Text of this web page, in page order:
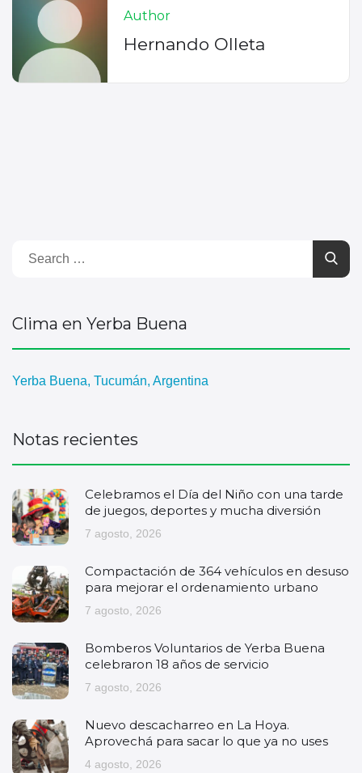
Author
Hernando Olleta
Clima en Yerba Buena
Yerba Buena, Tucumán, Argentina
Notas recientes
Celebramos el Día del Niño con una tarde
de juegos, deportes y mucha diversión
7 agosto, 2026
Compactación de 364 vehículos en desuso
para mejorar el ordenamiento urbano
7 agosto, 2026
Bomberos Voluntarios de Yerba Buena
celebraron 18 años de servicio
7 agosto, 2026
Nuevo descacharreo en La Hoya.
Aprovechá para sacar lo que ya no uses
4 agosto, 2026